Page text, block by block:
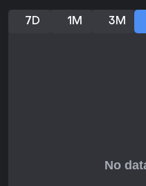
Agent 9 to gra
lecz rozgałęziającej się
władzy, technologii oraz
7D 1M 3M